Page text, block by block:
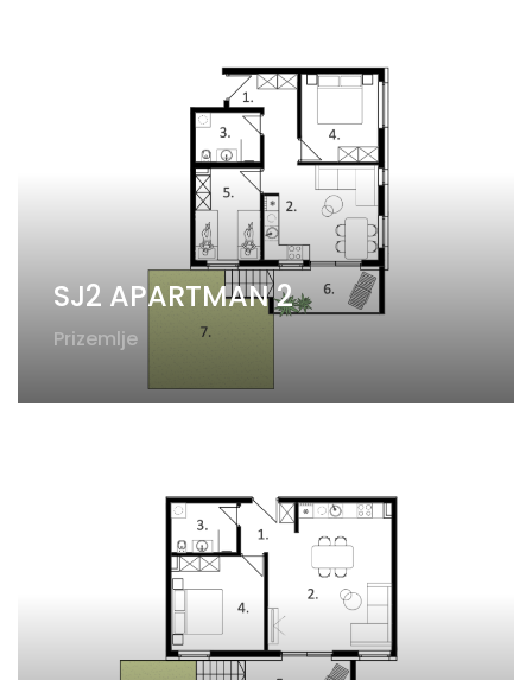
SJ2 APARTMAN 2
Prizemlje